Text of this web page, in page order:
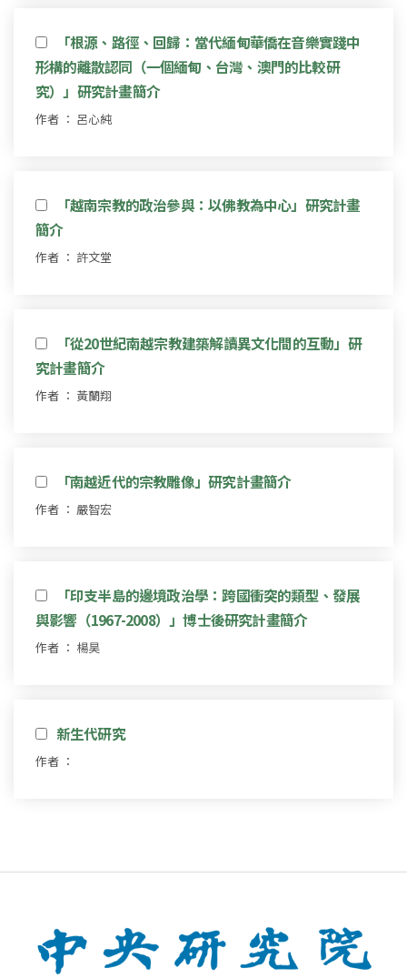
「根源、路徑、回歸：當代緬甸華僑在音樂實踐中
形構的離散認同（一個緬甸、台灣、澳門的比較研
究）」研究計畫簡介
作者 ： 呂心純
「越南宗教的政治參與：以佛教為中心」研究計畫
簡介
作者 ： 許文堂
「從20世紀南越宗教建築解讀異文化間的互動」研
究計畫簡介
作者 ： 黃蘭翔
「南越近代的宗教雕像」研究計畫簡介
作者 ： 嚴智宏
「印支半島的邊境政治學：跨國衝突的類型、發展
與影響（1967-2008）」博士後研究計畫簡介
作者 ： 楊昊
新生代研究
作者 ：